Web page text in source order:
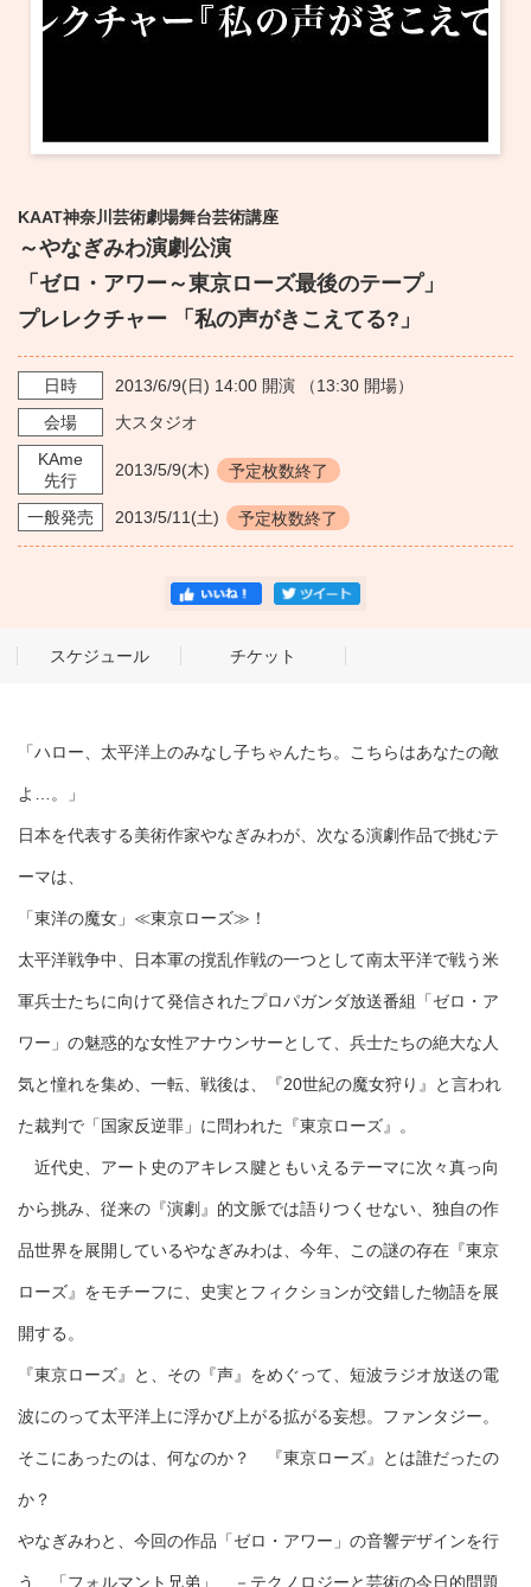
KAAT神奈川芸術劇場舞台芸術講座
～やなぎみわ演劇公演
「ゼロ・アワー～東京ローズ最後のテープ」
プレレクチャー 「私の声がきこえてる?」
日時 2013/6/9(日) 14:00 開演 （13:30 開場）
会場
大スタジオ
KAme
先行
2013/5/9(木) 予定枚数終了
一般発売 2013/5/11 (土) 予定枚数終了
スケジュール チケット
「ハロー、太平洋上のみなし子ちゃんたち。こちらはあなたの敵
よ…。」
日本を代表する美術作家やなぎみわが、次なる演劇作品で挑むテ
ーマは、
「東洋の魔女」≪東京ローズ≫！
太平洋戦争中、日本軍の撹乱作戦の一つとして南太平洋で戦う米
軍兵士たちに向けて発信されたプロパガンダ放送番組「ゼロ・ア
ワー」の魅惑的な女性アナウンサーとして、兵士たちの絶大な人
気と憧れを集め、一転、戦後は、『20世紀の魔女狩り』と言われ
た裁判で「国家反逆罪」に問われた『東京ローズ』。
近代史、アート史のアキレス腱ともいえるテーマに次々真っ向
から挑み、従来の『演劇』的文脈では語りつくせない、独自の作
品世界を展開しているやなぎみわは、今年、この謎の存在『東京
ローズ』をモチーフに、史実とフィクションが交錯した物語を展
開する。
『東京ローズ』と、その『声』をめぐって、短波ラジオ放送の電
波にのって太平洋上に浮かび上がる拡がる妄想。ファンタジー。
そこにあったのは、何なのか？ 『東京ローズ』とは誰だったの
か？
やなぎみわと、今回の作品「ゼロ・アワー」の音響デザインを行
う、「フォルマント兄弟」 －テクノロジーと芸術の今日的問題